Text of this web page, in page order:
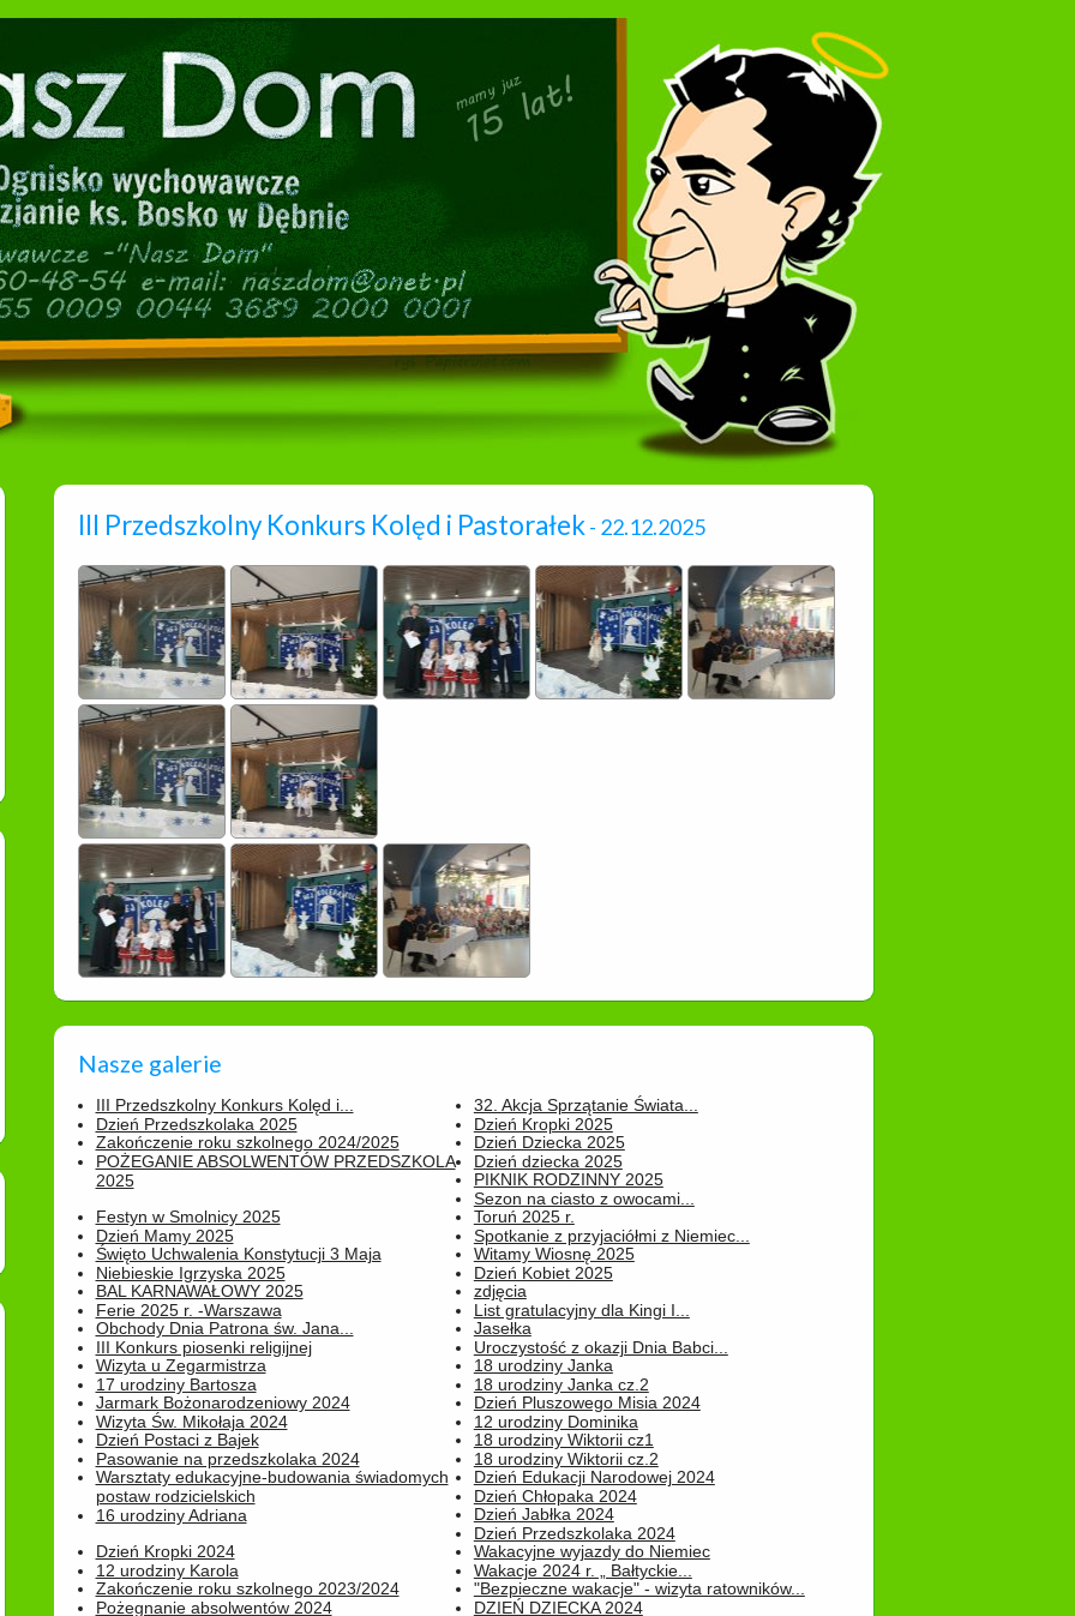
III Przedszkolny Konkurs Kolęd i Pastorałek- 22.12.2025
Nasze galerie
III Przedszkolny Konkurs Kolęd i...
Dzień Przedszkolaka 2025
32. Akcja Sprzątanie Świata...
Dzień Kropki 2025
Zakończenie roku szkolnego 2024/2025
POŻEGANIE ABSOLWENTÓW PRZEDSZKOLA
2025
Dzień Dziecka 2025
Dzień dziecka 2025
PIKNIK RODZINNY 2025
Sezon na ciasto z owocami...
Festyn w Smolnicy 2025
Dzień Mamy 2025
Toruń 2025 r.
Spotkanie z przyjaciółmi z Niemiec...
Święto Uchwalenia Konstytucji 3 Maja
Niebieskie Igrzyska 2025
Witamy Wiosnę 2025
Dzień Kobiet 2025
BAL KARNAWAŁOWY 2025
Ferie 2025 r. -Warszawa
zdjęcia
List gratulacyjny dla Kingi I...
Obchody Dnia Patrona św. Jana...
III Konkurs piosenki religijnej
Jasełka
Uroczystość z okazji Dnia Babci...
Wizyta u Zegarmistrza
17 urodziny Bartosza
18 urodziny Janka
18 urodziny Janka cz.2
Jarmark Bożonarodzeniowy 2024
Wizyta Św. Mikołaja 2024
Dzień Pluszowego Misia 2024
12 urodziny Dominika
Dzień Postaci z Bajek
Pasowanie na przedszkolaka 2024
18 urodziny Wiktorii cz1
18 urodziny Wiktorii cz.2
Warsztaty edukacyjne-budowania świadomych
postaw rodzicielskich
16 urodziny Adriana
Dzień Edukacji Narodowej 2024
Dzień Chłopaka 2024
Dzień Jabłka 2024
Dzień Przedszkolaka 2024
Dzień Kropki 2024
12 urodziny Karola
Wakacyjne wyjazdy do Niemiec
Wakacje 2024 r. „ Bałtyckie...
Zakończenie roku szkolnego 2023/2024
Pożegnanie absolwentów 2024
"Bezpieczne wakacje" - wizyta ratowników...
DZIEŃ DZIECKA 2024